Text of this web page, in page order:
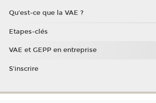
Qu'est-ce que la VAE ?
Etapes-clés
VAE et GEPP en entreprise
S'inscrire